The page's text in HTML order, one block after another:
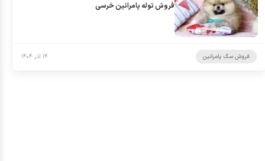
فروش توله پامرانین خرسی
فروش سگ پامرانین ۱۴ آذر ۱۴۰۴